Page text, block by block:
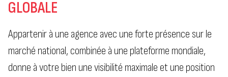
GLOBALE
Appartenir à une agence avec une forte présence sur le
marché national, combinée à une plateforme mondiale,
donne à votre bien une visibilité maximale et une position